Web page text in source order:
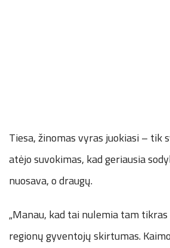
Tiesa, žinomas vyras juokiasi – tik
atėjo suvokimas, kad geriausia
nuosava, o draugų.
„Manau, kad tai nulemia tam
regionų gyventojų skirtumas.